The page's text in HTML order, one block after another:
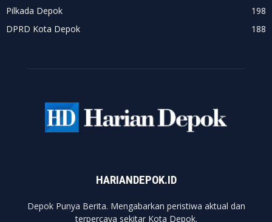
Pilkada Depok
198
DPRD Kota Depok
188
HARIANDEPOK.ID
Depok Punya Berita. Mengabarkan peristiwa aktual dan
terpercaya sekitar Kota Depok.